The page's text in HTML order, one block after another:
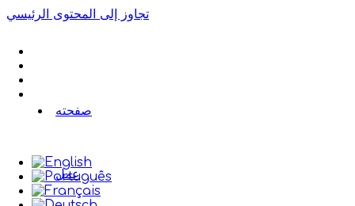
تجاوز إلى المحتوى الرئيسي
صفحته
عمل